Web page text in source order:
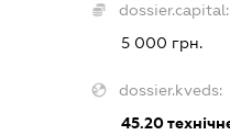
dossier.capital:
5 000 грн.
dossier.kveds:
45.20